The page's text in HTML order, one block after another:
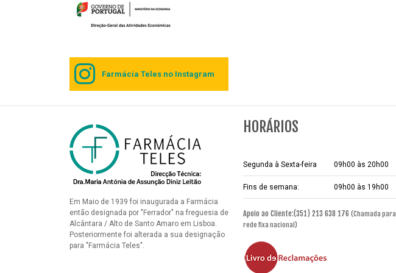
Farmácia Teles no Instagram
Em Maio de 1939 foi inaugurada a Farmácia
então designada por "Ferrador" na freguesia de
Alcântara / Alto de Santo Amaro em Lisboa.
Posteriormente foi alterada a sua designação
para "Farmácia Teles".
HORÁRIOS
Segunda à Sexta-feira 09h00 às 20h00
Fins de semana: 09h00 às 19h00
Apoio ao Cliente:(351) 213 638 176 (Chamada para
rede fixa nacional)